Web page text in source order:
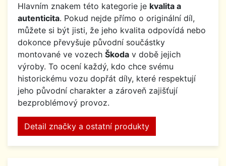
Hlavním znakem této kategorie je kvalita a
autenticita. Pokud nejde přímo o originální díl,
můžete si být jisti, že jeho kvalita odpovídá nebo
dokonce převyšuje původní součástky
montované ve vozech Škoda v době jejich
výroby. To ocení každý, kdo chce svému
historickému vozu dopřát díly, které respektují
jeho původní charakter a zároveň zajišťují
bezproblémový provoz.
Detail značky a ostatní produkty